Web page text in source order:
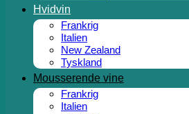
Hvidvin
Frankrig
Italien
New Zealand
Tyskland
Mousserende vine
Frankrig
Italien